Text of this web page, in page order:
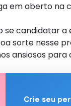
em aberto
candidatar
sorte nesse
ansiosos
Crie seu